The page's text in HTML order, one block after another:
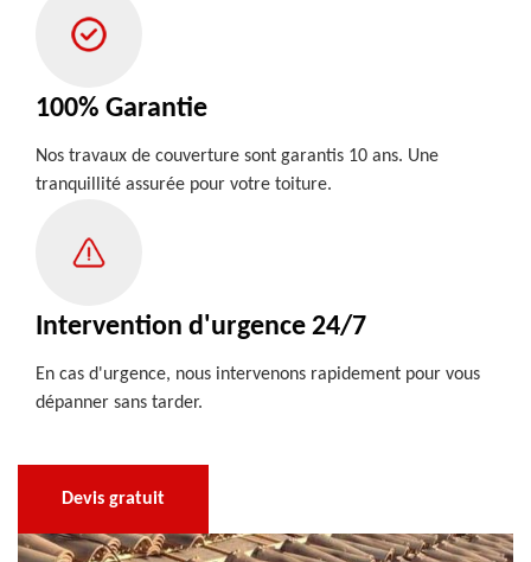
100% Garantie
Nos travaux de couverture sont garantis 10 ans. Une
tranquillité assurée pour votre toiture.
Intervention d'urgence 24/7
En cas d'urgence, nous intervenons rapidement pour vous
dépanner sans tarder.
Devis gratuit